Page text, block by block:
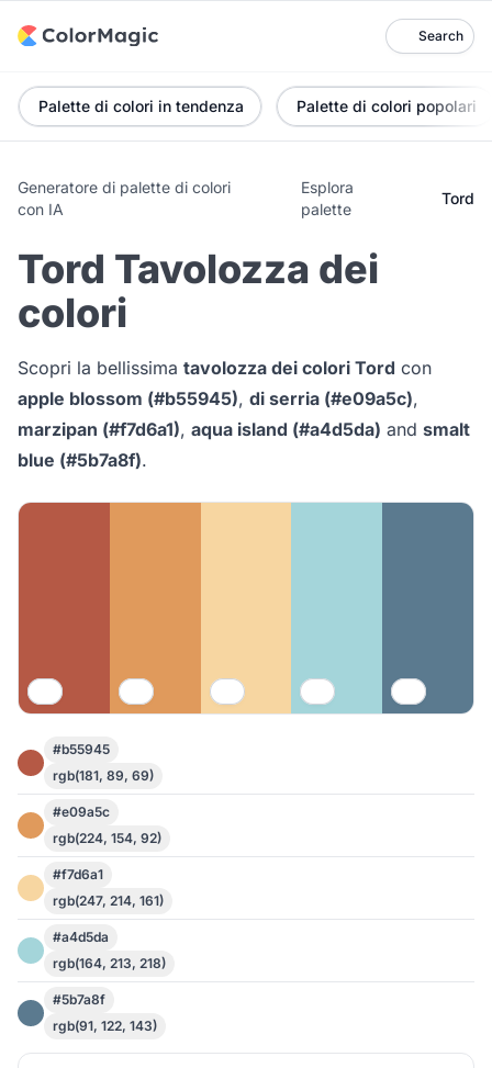
Search
Palette di colori in tendenza Palette di colori popolari
Generatore di palette di colori
con IA
Esplora
palette
Tord
Tord Tavolozza dei
colori
Scopri la bellissima tavolozza dei colori Tord con
apple blossom (#b55945), di serria (#e09a5c),
marzipan (#f7d6a1), aqua island (#a4d5da) and smalt
blue (#5b7a8f).
#b55945
rgb(181, 89, 69)
#e09a5c
rgb(224, 154, 92)
#f7d6a1
rgb(247, 214, 161)
#a4d5da
rgb(164, 213, 218)
#5b7a8f
rgb(91, 122, 143)